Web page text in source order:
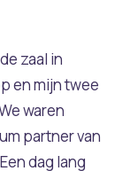
zaal in
en mijn twee
waren
partner van
dag lang